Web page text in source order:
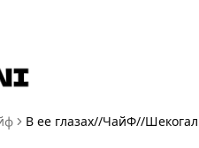
В ее глазах//ЧайФ//